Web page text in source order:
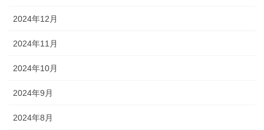
2024年12月
2024年11月
2024年10月
2024年9月
2024年8月